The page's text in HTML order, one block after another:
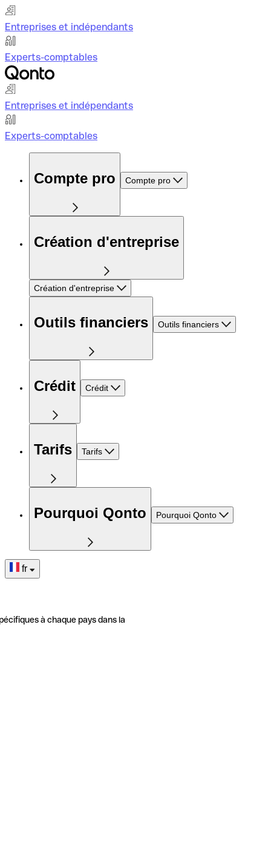
Entreprises et indépendants
Experts-comptables
Entreprises et indépendants
Experts-comptables
Compte pro Compte pro
Création d'entreprise
Création d'entreprise
Outils financiers Outils financiers
Crédit Crédit
Tarifs Tarifs
Pourquoi Qonto Pourquoi Qonto
fr
à chaque pays dans la